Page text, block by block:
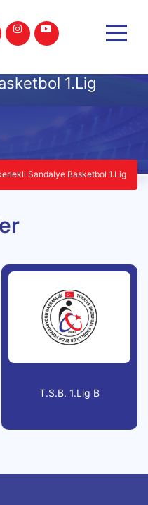
1.Lig
Sandalye Basketbol 1.Lig
T.S.B. 1.Lig B